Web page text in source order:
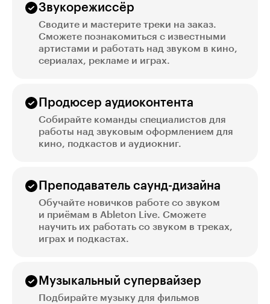
Звукорежиссёр
Сводите и мастерите треки на заказ.
Сможете познакомиться с известными
артистами и работать над звуком в кино,
сериалах, рекламе и играх.
Продюсер аудиоконтента
Собирайте команды специалистов для
работы над звуковым оформлением для
кино, подкастов и аудиокниг.
Преподаватель саунд-дизайна
Обучайте новичков работе со звуком
и приёмам в Ableton Live. Сможете
научить их работать со звуком в треках,
играх и подкастах.
Музыкальный супервайзер
Подбирайте музыку для фильмов